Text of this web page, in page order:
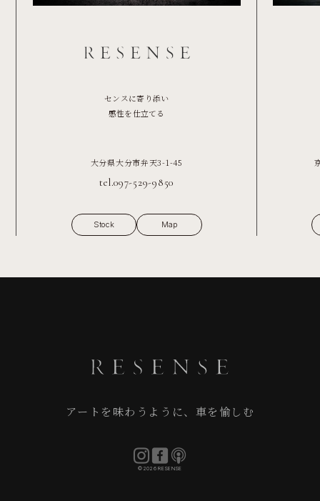
センスに寄り添い
感性を仕立てる
大分県大分市弁天3-1-45
tel.097-529-9850
Stock Map
アートを味わうように、車を愉しむ
©2026 RESENSE